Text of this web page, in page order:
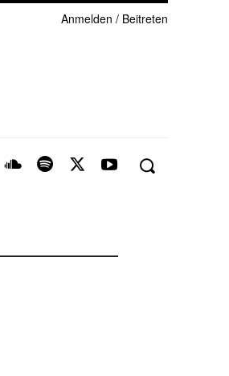
Anmelden / Beitreten